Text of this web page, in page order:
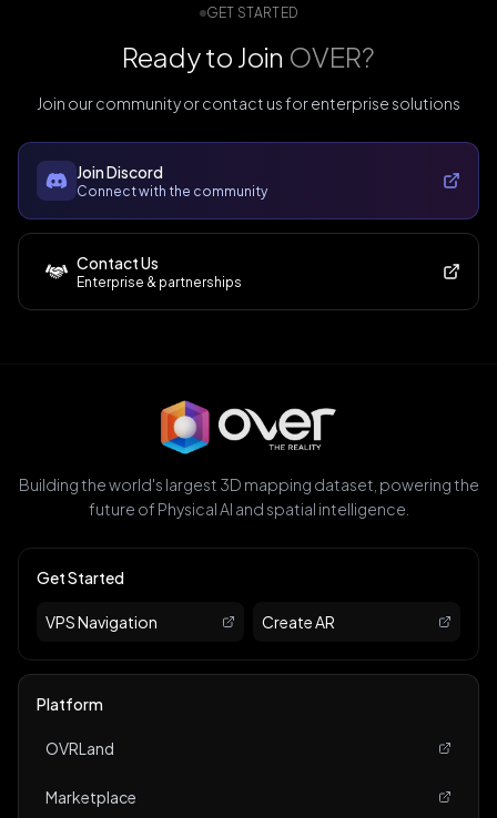
GET STARTED
Ready to Join OVER?
Join our community or contact us for enterprise solutions
Join Discord
Connect with the community
Contact Us
Enterprise & partnerships
Building the world's largest 3D mapping dataset, powering the
future of Physical AI and spatial intelligence.
Get Started
VPS Navigation Create AR
Platform
OVRLand
Marketplace